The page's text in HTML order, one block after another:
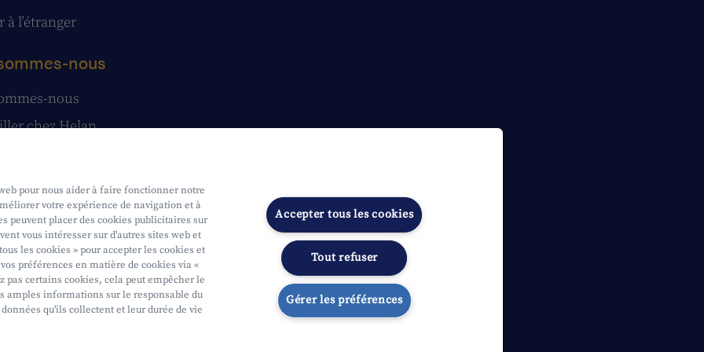
à l’étranger
nous
nous
chez Helan
info Onderworpen aan de controle van CDZ Segmentatie Gérer les préférences
pour nous aider à faire fonctionner notre
votre expérience de navigation et à
peuvent placer des cookies publicitaires sur
vous intéresser sur d'autres sites web et
les cookies » pour accepter les cookies et
préférences en matière de cookies via «
pas certains cookies, cela peut empêcher le
amples informations sur le responsable du
qu'ils collectent et leur durée de vie
Accepter tous les cookies
Tout refuser
Gérer les préférences